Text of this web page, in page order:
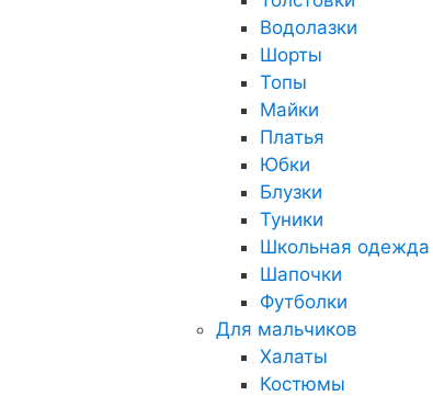
Водолазки
Шорты
Топы
Майки
Платья
Юбки
Блузки
Туники
Школьная одежда
Шапочки
Футболки
Для мальчиков
Халаты
Костюмы